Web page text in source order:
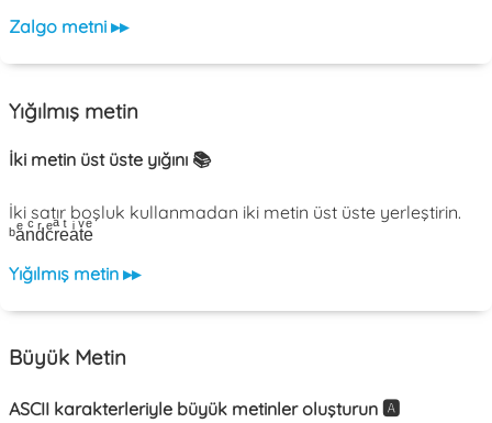
Zalgo metni ▸▸
Yığılmış metin
İki metin üst üste yığını 📚
İki satır boşluk kullanmadan iki metin üst üste yerleştirin.
ᵇaͤnͨdͬcͤrͣeͭaͥtͮeͤ
Yığılmış metin ▸▸
Büyük Metin
ASCII karakterleriyle büyük metinler oluşturun 🅰️